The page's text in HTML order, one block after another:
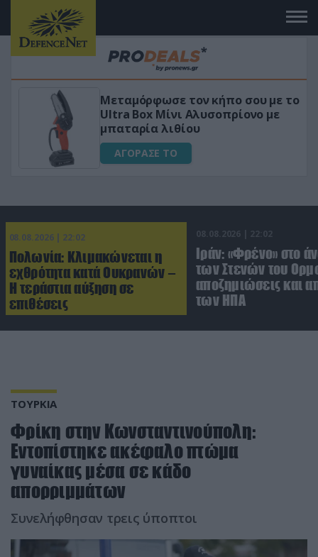
Μεταμόρφωσε τον κήπο σου με το
Ultra Box Μίνι Αλυσοπρίονο με
μπαταρία λιθίου
ΑΓΟΡΑΣΕ ΤΟ
08.08.2026 | 22:02
Πολωνία: Κλιμακώνεται η
εχθρότητα κατά Ουκρανών –
Η τεράστια αύξηση σε
επιθέσεις
08.08.2026 | 22:02
Ιράν: «Φρένο» στο
των Στενών του
αποζημιώσεις και
των ΗΠΑ
ΤΟΥΡΚΙΑ
Φρίκη στην Κωνσταντινούπολη:
Εντοπίστηκε ακέφαλο πτώμα
γυναίκας μέσα σε κάδο
απορριμμάτων
Συνελήφθησαν τρεις ύποπτοι